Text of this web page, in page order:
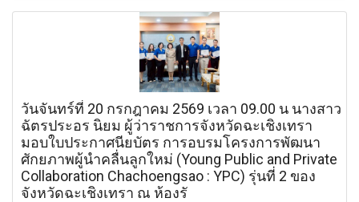
วันจันทร์ที่ 20 กรกฎาคม 2569 เวลา 09.00 น นางสาว
ฉัตรประอร นิยม ผู้ว่าราชการจังหวัดฉะเชิงเทรา
มอบใบประกาศนียบัตร การอบรมโครงการพัฒนา
ศักยภาพผู้นำคลื่นลูกใหม่ (Young Public and Private
Collaboration Chachoengsao : YPC) รุ่นที่ 2 ของ
จังหวัดฉะเชิงเทรา ณ ห้องรั